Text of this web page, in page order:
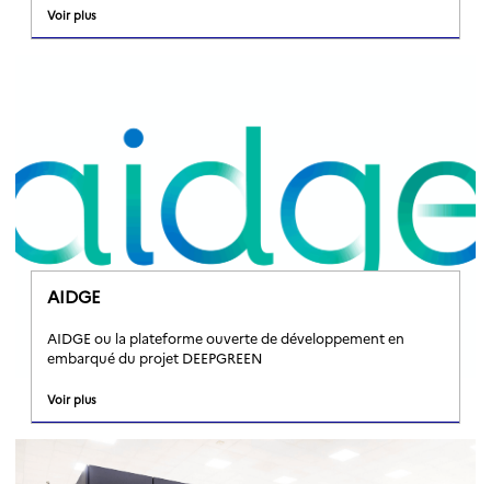
Voir plus
AIDGE
AIDGE ou la plateforme ouverte de développement en
embarqué du projet DEEPGREEN
Voir plus